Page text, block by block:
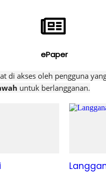
ePaper
di akses oleh pengguna
untuk berlangganan.